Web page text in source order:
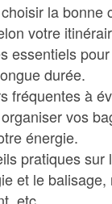
la bonne
votre
essentiels
durée.
fréquentes à
vos
énergie.
pratiques sur
et le balisage,